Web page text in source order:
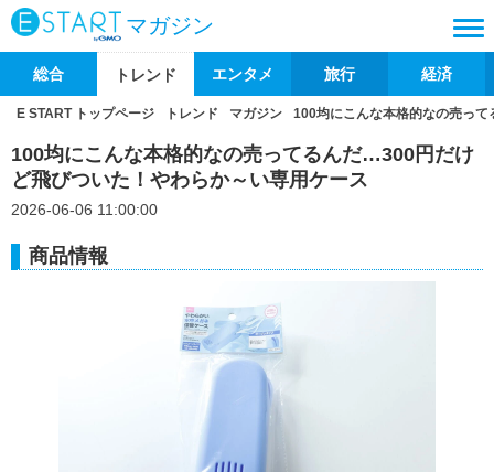
マガジン
総合 トレンド エンタメ 旅行 経済
E START トップページ トレンド マガジン 100均にこんな本格的なの売っ
100均にこんな本格的なの売ってるんだ…300円だけ
ど飛びついた！やわらか～い専用ケース
2026-06-06 11:00:00
商品情報